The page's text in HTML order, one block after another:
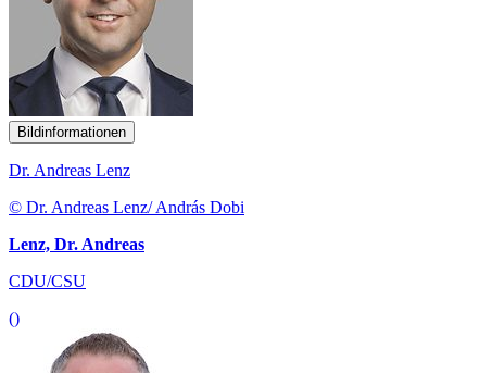
Bildinformationen
Dr. Andreas Lenz
© Dr. Andreas Lenz/ András Dobi
Lenz, Dr. Andreas
CDU/CSU
()